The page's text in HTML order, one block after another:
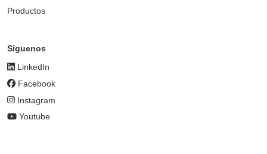
Productos
Siguenos
LinkedIn
Facebook
Instagram
Youtube